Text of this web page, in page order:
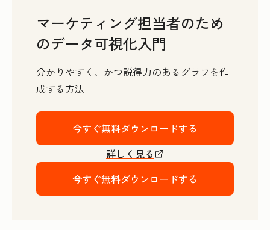
マーケティング担当者のため
のデータ可視化入門
分かりやすく、かつ説得力のあるグラフを作
成する方法
今すぐ無料ダウンロードする
詳しく見る
今すぐ無料ダウンロードする